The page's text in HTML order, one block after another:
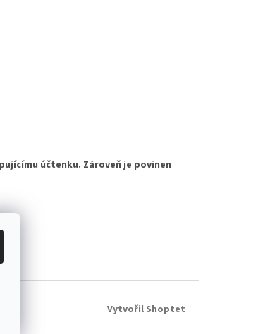
účtenku. Zároveň je povinen
Vytvořil Shoptet